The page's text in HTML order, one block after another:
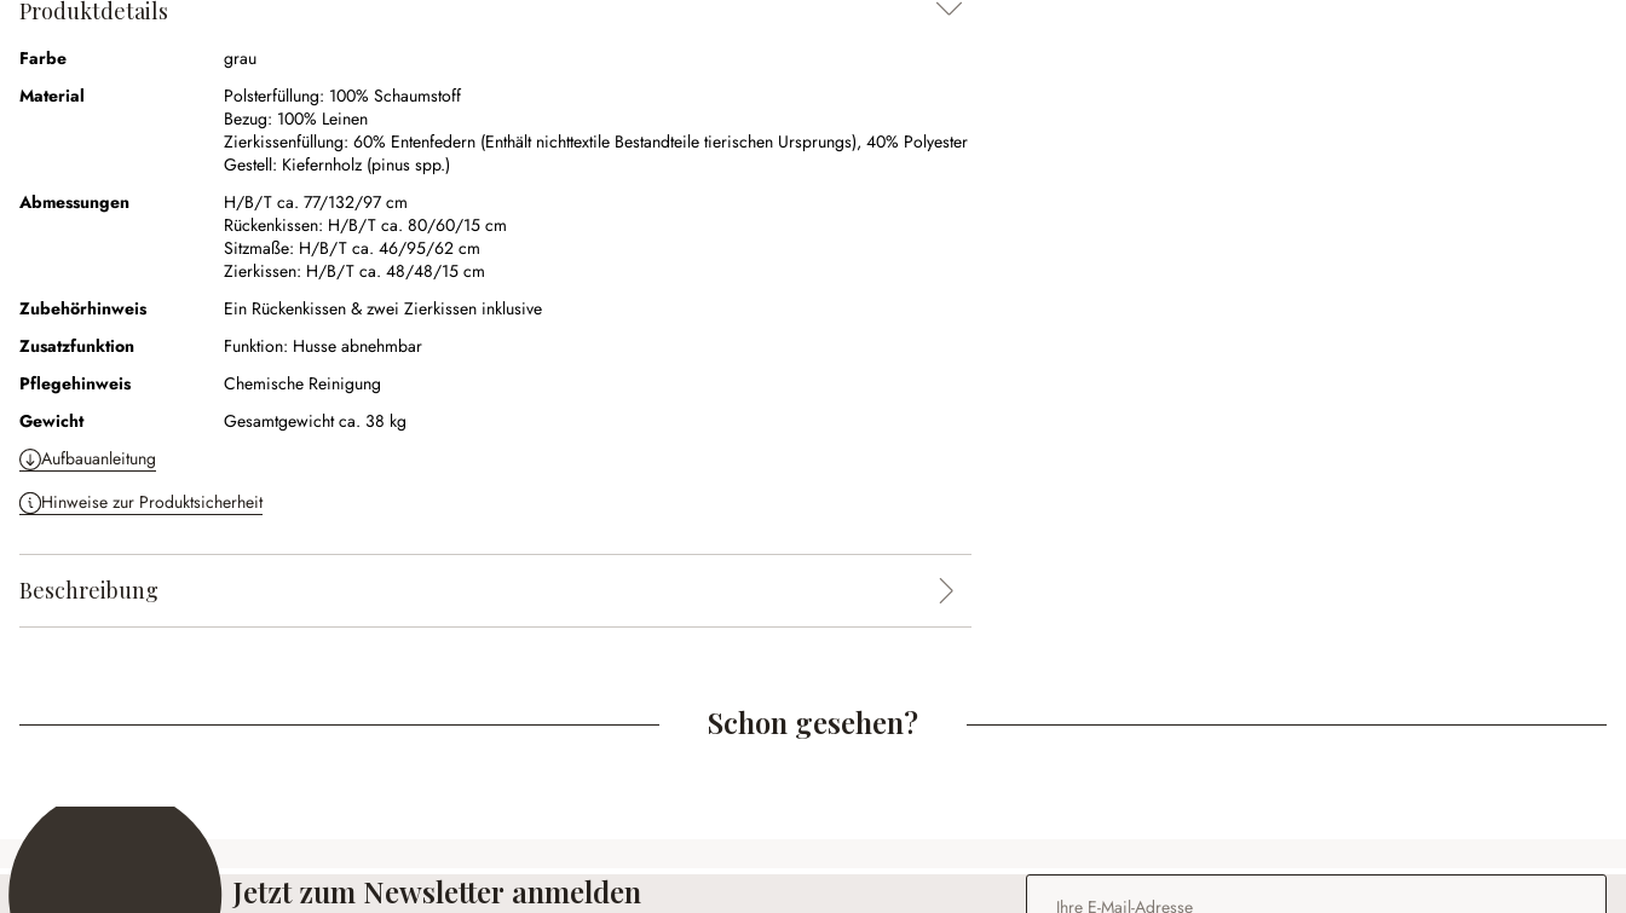
Produktdetails
Farbe
grau
Material
Polsterfüllung: 100% Schaumstoff
Bezug: 100% Leinen
Zierkissenfüllung: 60% Entenfedern (Enthält nichttextile Bestandteile tierischen Ursprungs), 40% Polyester
Gestell: Kiefernholz (pinus spp.)
Abmessungen
H/B/T ca. 77/132/97 cm
Rückenkissen: H/B/T ca. 80/60/15 cm
Sitzmaße: H/B/T ca. 46/95/62 cm
Zierkissen: H/B/T ca. 48/48/15 cm
Zubehörhinweis
Ein Rückenkissen & zwei Zierkissen inklusive
Zusatzfunktion
Funktion: Husse abnehmbar
Pflegehinweis
Chemische Reinigung
Gewicht
Gesamtgewicht ca. 38 kg
Aufbauanleitung
Hinweise zur Produktsicherheit
Beschreibung
Schon gesehen?
Jetzt zum Newsletter anmelden E-Mail-Adresse